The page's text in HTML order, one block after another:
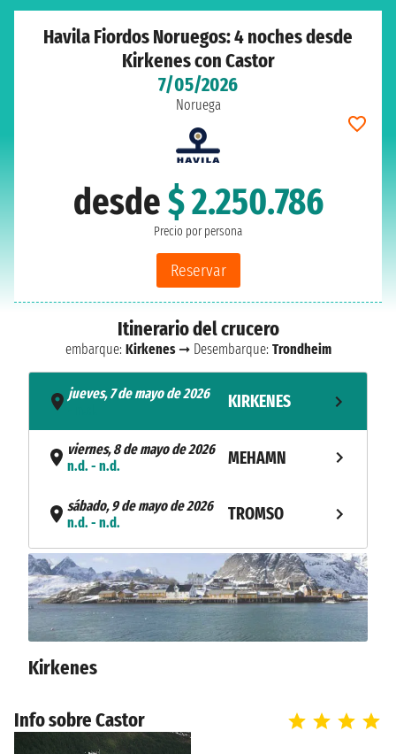
Havila Fiordos Noruegos: 4 noches desde
Kirkenes con Castor
7/05/2026
Noruega
desde$ 2.250.786
Precio por persona
Reservar
Itinerario del crucero
embarque: Kirkenes➞ Desembarque: Trondheim
jueves, 7 de mayo de 2026
KIRKENES
viernes, 8 de mayo de 2026
n.d. - n.d.
MEHAMN
sábado, 9 de mayo de 2026
n.d. - n.d.
TROMSO
domingo, 10 de mayo de 2026
n.d. - n.d.
BODØ
lunes, 11 de mayo de 2026
n.d.
TRONDHEIM
Kirkenes
Info sobre Castor